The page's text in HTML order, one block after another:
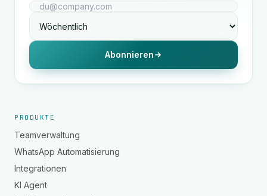
Abonnieren
PRODUKTE
Teamverwaltung
WhatsApp Automatisierung
Integrationen
KI Agent